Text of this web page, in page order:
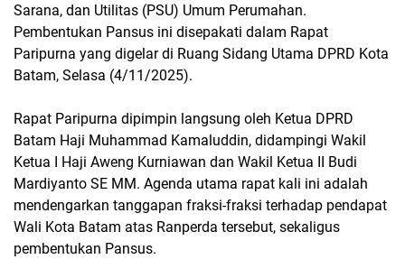
Sarana, dan Utilitas (PSU) Umum Perumahan.
Pembentukan Pansus ini disepakati dalam Rapat
Paripurna yang digelar di Ruang Sidang Utama DPRD Kota
Batam, Selasa (4/11/2025).
Rapat Paripurna dipimpin langsung oleh Ketua DPRD
Batam Haji Muhammad Kamaluddin, didampingi Wakil
Ketua I Haji Aweng Kurniawan dan Wakil Ketua II Budi
Mardiyanto SE MM. Agenda utama rapat kali ini adalah
mendengarkan tanggapan fraksi-fraksi terhadap pendapat
Wali Kota Batam atas Ranperda tersebut, sekaligus
pembentukan Pansus.